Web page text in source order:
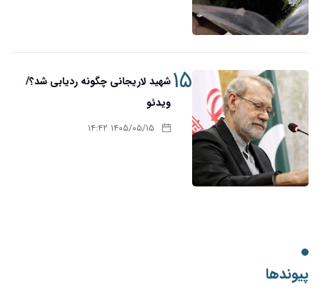
۱۵ شهید لاریجانی چگونه ردیابی شد؟/
ویدئو
۱۴۰۵/۰۵/۱۵ ۱۴:۴۲